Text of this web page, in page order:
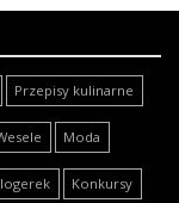
Przepisy kulinarne
Moda
Konkursy